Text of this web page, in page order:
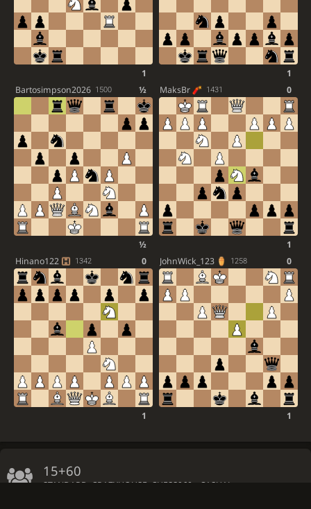
15+60
STANDARD, CRAZYHOUSE, CHESS960 • CASUAL
1
1
Bartosimpson2026 1500 ½
½
MaksBr 1431 0
1
Hinano122
1342 0
1
JohnWick_123 1258 0
1